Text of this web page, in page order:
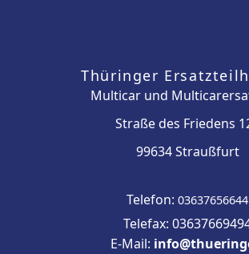
Thüringer
Multicar und
Straße des Friedens
99634 Straußfurt
Telefon: 03637656644
Telefax:
E-Mail: